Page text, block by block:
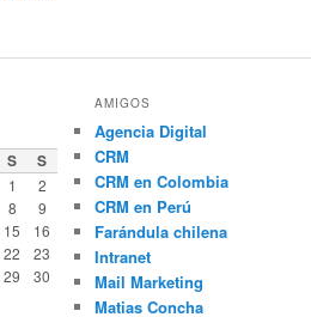
S S
1
2
8
9
15
16
22
23
29
30
AMIGOS
Agencia Digital
CRM
CRM en Colombia
CRM en Perú
Farándula chilena
Intranet
Mail Marketing
Matias Concha